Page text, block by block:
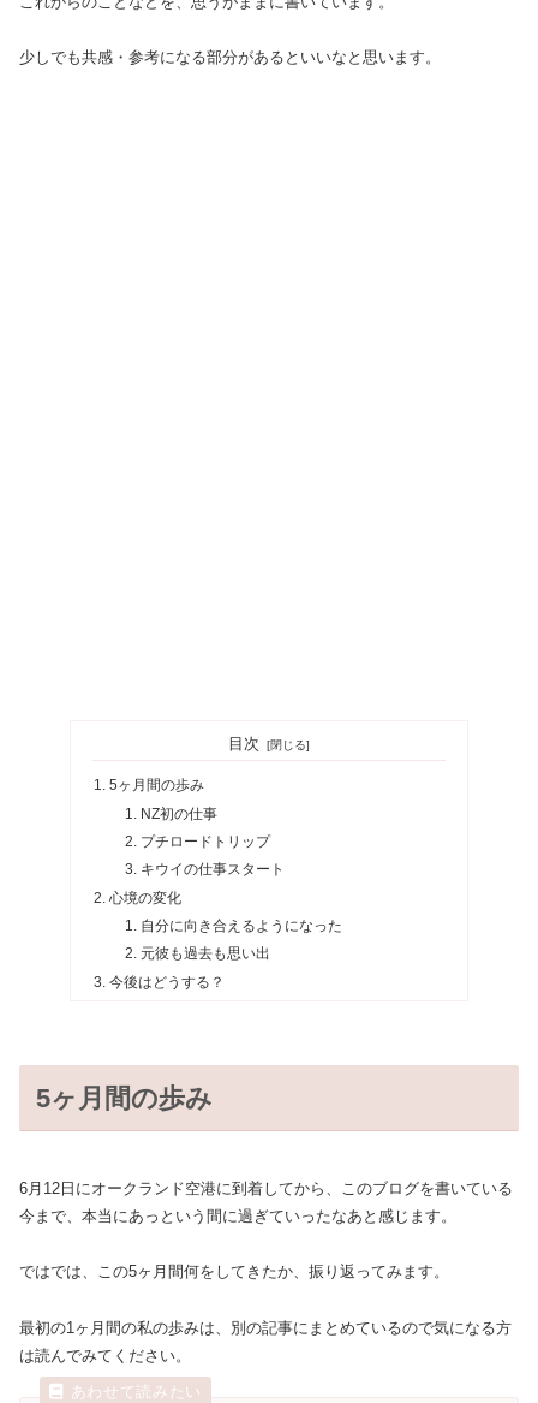
少しでも共感・参考になる部分があるといいなと思います。
目次
5ヶ月間の歩み
NZ初の仕事
プチロードトリップ
キウイの仕事スタート
心境の変化
自分に向き合えるようになった
元彼も過去も思い出
今後はどうする？
5ヶ月間の歩み
6月12日にオークランド空港に到着してから、このブログを書いている
今まで、本当にあっという間に過ぎていったなあと感じます。
ではでは、この5ヶ月間何をしてきたか、振り返ってみます。
最初の1ヶ月間の私の歩みは、別の記事にまとめているので気になる方
は読んでみてください。